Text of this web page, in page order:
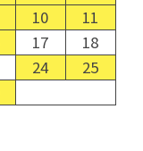
10
11
17
18
24
25